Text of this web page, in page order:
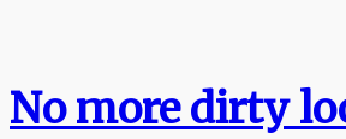
No more dirty